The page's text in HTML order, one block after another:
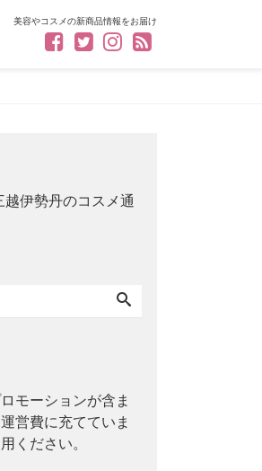
美容やコスメの新商品情報をお届け
モーションが含ま
営費に充てていま
ください。